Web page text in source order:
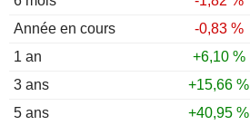
Année en cours
-0,83 %
1 an
+6,10 %
3 ans
+15,66 %
5 ans
+40,95 %